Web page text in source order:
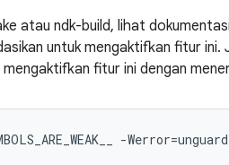
atau ndk-build, lihat
untuk mengaktifkan fitur ini.
fitur ini dengan